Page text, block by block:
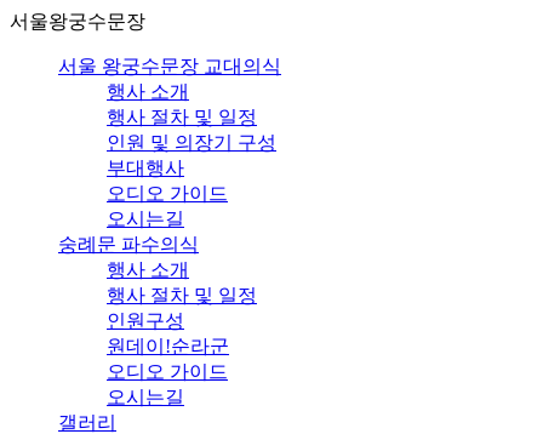
서울왕궁수문장
서울 왕궁수문장 교대의식
행사 소개
행사 절차 및 일정
인원 및 의장기 구성
부대행사
오디오 가이드
오시는길
숭례문 파수의식
행사 소개
행사 절차 및 일정
인원구성
원데이!순라군
오디오 가이드
오시는길
갤러리